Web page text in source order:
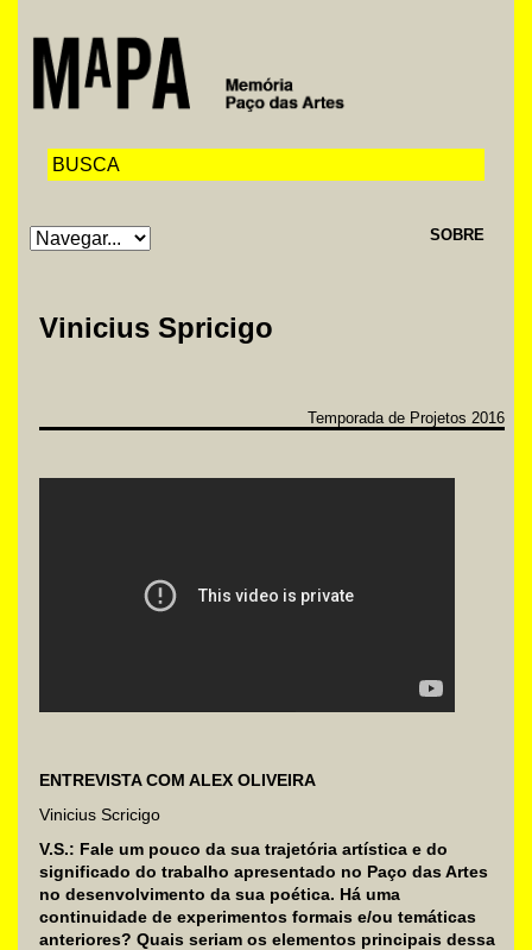
SOBRE
Vinicius Spricigo
Temporada de Projetos 2016
ENTREVISTA COM ALEX OLIVEIRA
Vinicius Scricigo
V.S.: Fale um pouco da sua trajetória artística e do
significado do trabalho apresentado no Paço das Artes
no desenvolvimento da sua poética. Há uma
continuidade de experimentos formais e/ou temáticas
anteriores? Quais seriam os elementos principais dessa